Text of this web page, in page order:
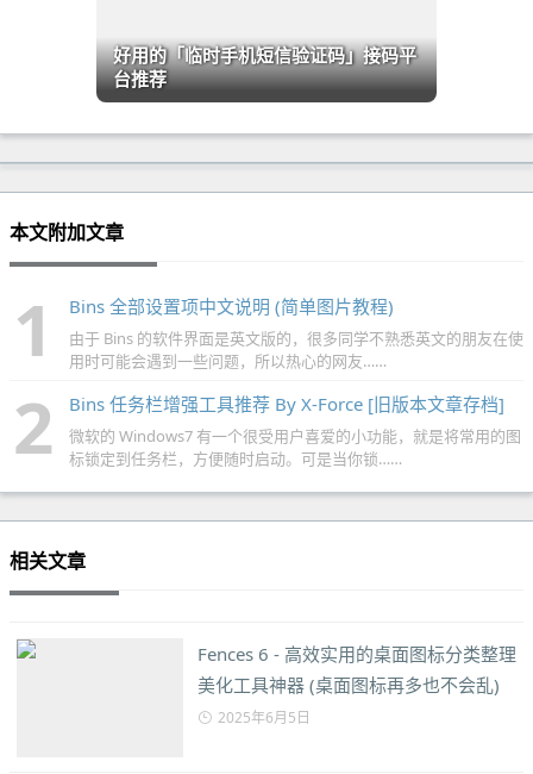
好用的「临时手机短信验证码」接码平
台推荐
本文附加文章
1 Bins 全部设置项中文说明 (简单图片教程)
由于 Bins 的软件界面是英文版的，很多同学不熟悉英文的朋友在使
用时可能会遇到一些问题，所以热心的网友……
2 Bins 任务栏增强工具推荐 By X-Force [旧版本文章存档]
微软的 Windows7 有一个很受用户喜爱的小功能，就是将常用的图
标锁定到任务栏，方便随时启动。可是当你锁……
相关文章
Fences 6 - 高效实用的桌面图标分类整理
美化工具神器 (桌面图标再多也不会乱)
2025年6月5日